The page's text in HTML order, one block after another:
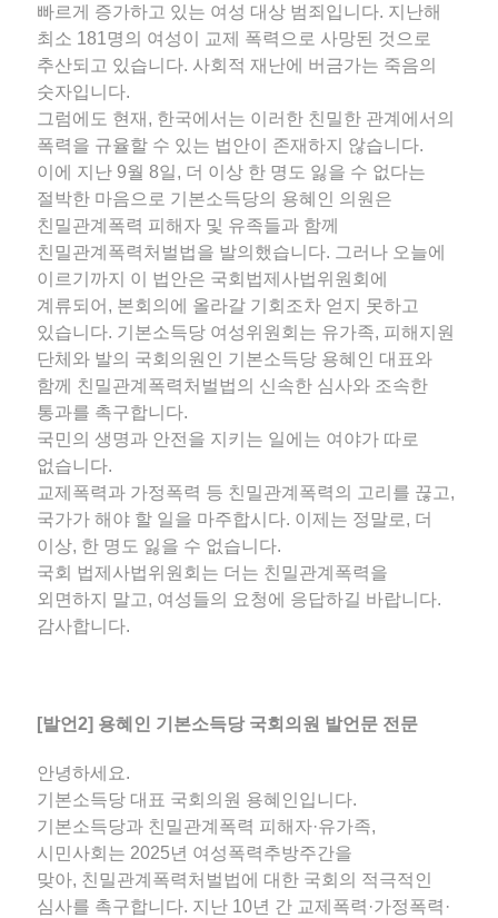
빠르게 증가하고 있는 여성 대상 범죄입니다. 지난해
최소 181명의 여성이 교제 폭력으로 사망된 것으로
추산되고 있습니다. 사회적 재난에 버금가는 죽음의
숫자입니다.
그럼에도 현재, 한국에서는 이러한 친밀한 관계에서의
폭력을 규율할 수 있는 법안이 존재하지 않습니다.
이에 지난 9월 8일, 더 이상 한 명도 잃을 수 없다는
절박한 마음으로 기본소득당의 용혜인 의원은
친밀관계폭력 피해자 및 유족들과 함께
친밀관계폭력처벌법을 발의했습니다. 그러나 오늘에
이르기까지 이 법안은 국회법제사법위원회에
계류되어, 본회의에 올라갈 기회조차 얻지 못하고
있습니다. 기본소득당 여성위원회는 유가족, 피해지원
단체와 발의 국회의원인 기본소득당 용혜인 대표와
함께 친밀관계폭력처벌법의 신속한 심사와 조속한
통과를 촉구합니다.
국민의 생명과 안전을 지키는 일에는 여야가 따로
없습니다.
교제폭력과 가정폭력 등 친밀관계폭력의 고리를 끊고,
국가가 해야 할 일을 마주합시다. 이제는 정말로, 더
이상, 한 명도 잃을 수 없습니다.
국회 법제사법위원회는 더는 친밀관계폭력을
외면하지 말고, 여성들의 요청에 응답하길 바랍니다.
감사합니다.
[발언2] 용혜인 기본소득당 국회의원 발언문 전문
안녕하세요.
기본소득당 대표 국회의원 용혜인입니다.
기본소득당과 친밀관계폭력 피해자·유가족,
시민사회는 2025년 여성폭력추방주간을
맞아, 친밀관계폭력처벌법에 대한 국회의 적극적인
심사를 촉구합니다. 지난 10년 간 교제폭력·가정폭력·